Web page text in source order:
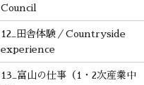
Council
12_田舎体験／Countryside
experience
13_富山の仕事（1・2次産業中